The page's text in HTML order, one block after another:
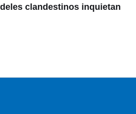
clandestinos inquietan